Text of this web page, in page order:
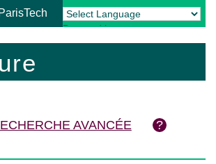
Powered by Translate
AVANCÉE